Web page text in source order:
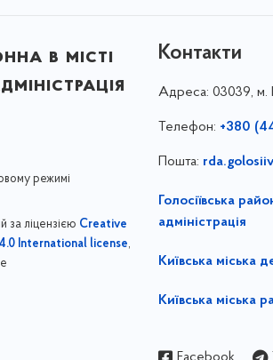
в місті
режимі
за ліцензією Creative
International license,
Контакти
Адреса: 03039, м.
Телефон: +380
Пошта:
Голосіївська
адміністрація
Київська міська
Київська міська